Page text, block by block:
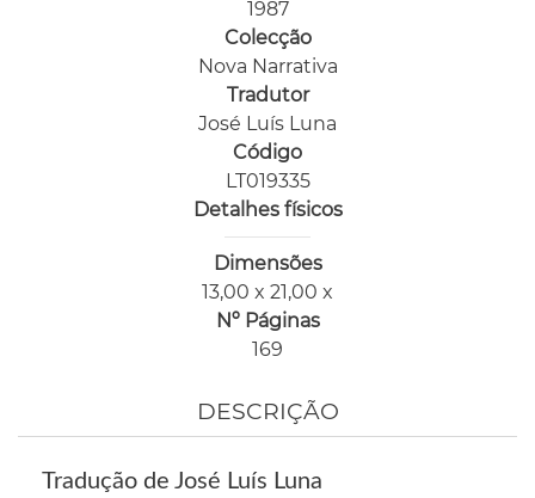
1987
Colecção
Nova Narrativa
Tradutor
José Luís Luna
Código
LT019335
Detalhes físicos
Dimensões
13,00 x 21,00 x
Nº Páginas
169
DESCRIÇÃO
Tradução de José Luís Luna